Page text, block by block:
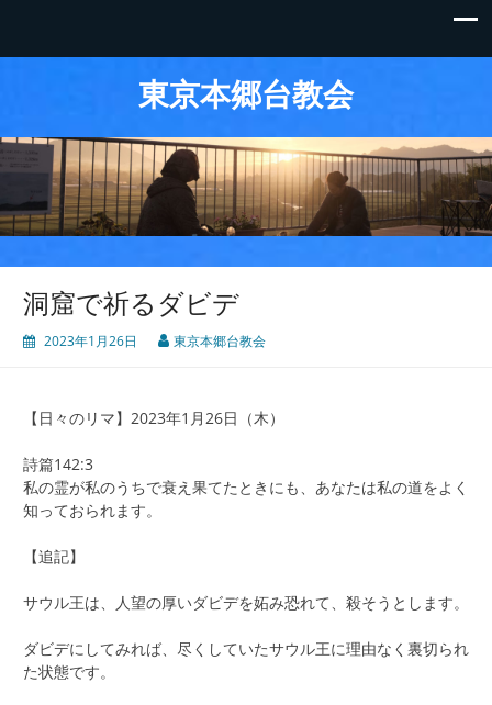
東京本郷台教会
洞窟で祈るダビデ
2023年1月26日 東京本郷台教会
【日々のリマ】2023年1月26日（木）
詩篇142:3
私の霊が私のうちで衰え果てたときにも、あなたは私の道をよく
知っておられます。
【追記】
サウル王は、人望の厚いダビデを妬み恐れて、殺そうとします。
ダビデにしてみれば、尽くしていたサウル王に理由なく裏切られ
た状態です。